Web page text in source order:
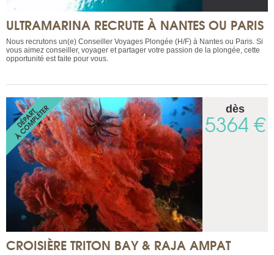
ULTRAMARINA RECRUTE À NANTES OU PARIS
Nous recrutons un(e) Conseiller Voyages Plongée (H/F) à Nantes ou Paris. Si
vous aimez conseiller, voyager et partager votre passion de la plongée, cette
opportunité est faite pour vous.
dès
5364 €
CROISIÈRE TRITON BAY & RAJA AMPAT